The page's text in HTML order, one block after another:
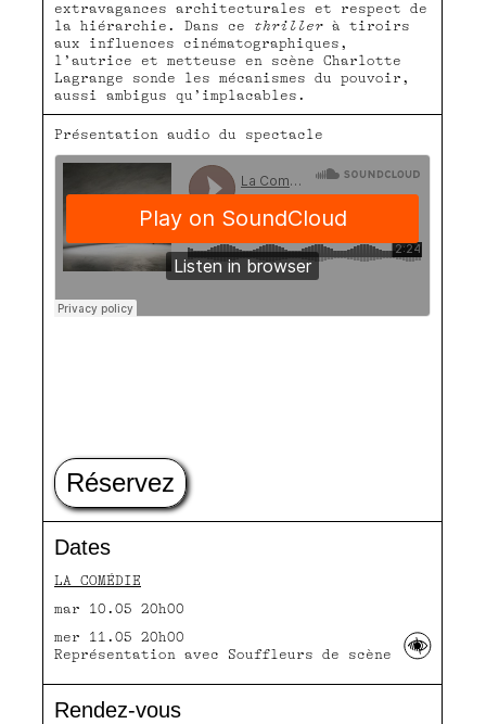
extravagances architecturales et respect de
la hiérarchie. Dans ce thriller à tiroirs
aux influences cinématographiques,
l’autrice et metteuse en scène Charlotte
Lagrange sonde les mécanismes du pouvoir,
aussi ambigus qu’implacables.
Présentation audio du spectacle
ComediedeValence·Les Petits Pouvoirs
Réservez
Dates
LA COMÉDIE
mar 10.05 20h00
mer 11.05 20h00
Représentation avec Souffleurs de scène
Rendez-vous